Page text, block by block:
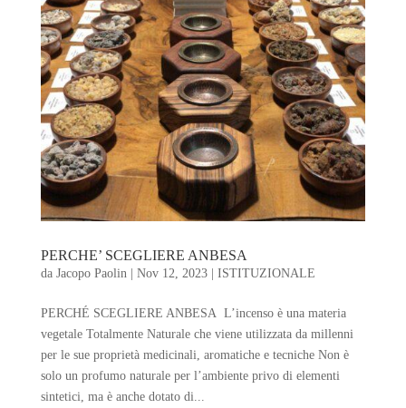
PERCHE’ SCEGLIERE ANBESA
da Jacopo Paolin | Nov 12, 2023| ISTITUZIONALE
PERCHÉ SCEGLIERE ANBESA L’incenso è una materia
vegetale Totalmente Naturale che viene utilizzata da millenni
per le sue proprietà medicinali, aromatiche e tecniche Non è
solo un profumo naturale per l’ambiente privo di elementi
sintetici, ma è anche dotato di...